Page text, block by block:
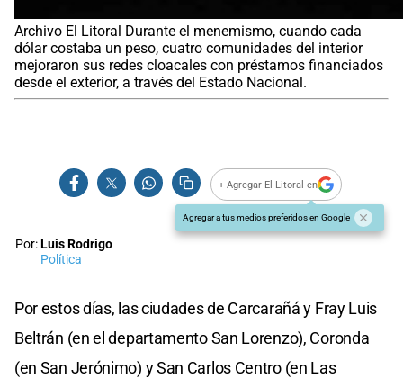
Archivo El Litoral Durante el menemismo, cuando cada
dólar costaba un peso, cuatro comunidades del interior
mejoraron sus redes cloacales con préstamos financiados
desde el exterior, a través del Estado Nacional.
+ Agregar El Litoral en
Agregar a tus medios preferidos en Google
Por:Luis Rodrigo
Política
Por estos días, las ciudades de Carcarañá y Fray Luis
Beltrán (en el departamento San Lorenzo), Coronda
(en San Jerónimo) y San Carlos Centro (en Las